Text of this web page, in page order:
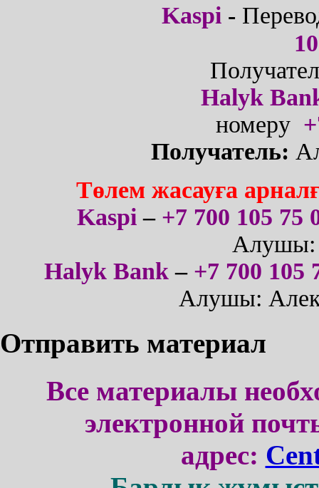
Kaspi -
Halyk
номеру
Получатель:
Төлем жасауға
Kaspi– +7 700 105 75
Алушы:
Halyk Bank – +7 700 105
Алушы:
Отправить материал
Все материалы
электронной
адрес: